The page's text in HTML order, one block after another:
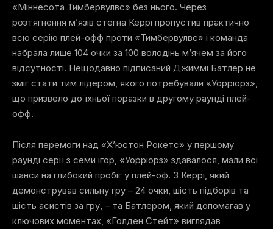
«Міннесота Тимбервулвс» без нього. Через
розтягнення м’язів стегна Керрі пропустив практично
всю серію плей-офф проти «Тимбервулвс» і команда
набрала лише 104 очки за 100 володінь м’ячем за його
відсутності. Нещодавно підписаний Джиммі Батлер не
зміг стати тим лідером, якого потребували «Уорріорз»,
що призвело до їхньої поразки в другому раунді плей-
офф.
Після перемоги над «Х’юстон Рокетс» у першому
раунді серії з семи ігор, «Уорріорз» здавалося, мали всі
шанси на глибокий пробіг у плей-оф. З Керрі, який
демонстрував сильну гру – 24 очки, шість підборів та
шість асистів за гру, – та Батлером, який допомагав у
ключових моментах, «Голден Стейт» виглядав